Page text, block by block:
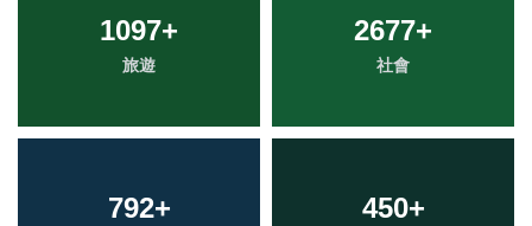
1097+
旅遊
2677+
社會
792+ 450+